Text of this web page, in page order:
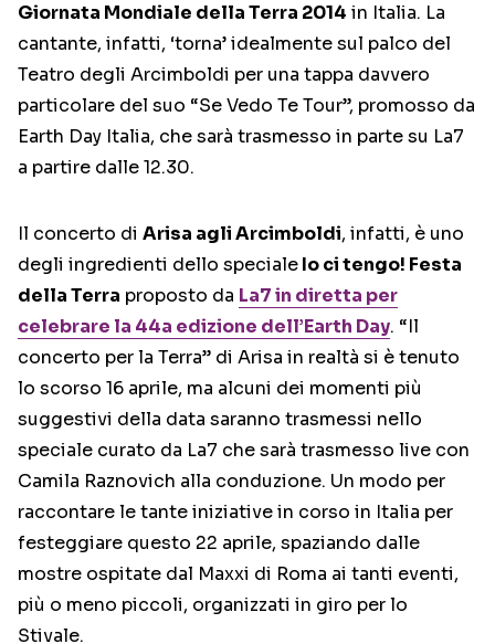
Giornata Mondiale della Terra 2014 in Italia. La
cantante, infatti, ‘torna’ idealmente sul palco del
Teatro degli Arcimboldi per una tappa davvero
particolare del suo “Se Vedo Te Tour”, promosso da
Earth Day Italia, che sarà trasmesso in parte su La7
a partire dalle 12.30.
Il concerto di Arisa agli Arcimboldi, infatti, è uno
degli ingredienti dello specialeIo ci tengo! Festa
della Terra proposto da La7 in diretta per
celebrare la 44a edizione dell’Earth Day. “Il
concerto per la Terra” di Arisa in realtà si è tenuto
lo scorso 16 aprile, ma alcuni dei momenti più
suggestivi della data saranno trasmessi nello
speciale curato da La7 che sarà trasmesso live con
Camila Raznovich alla conduzione. Un modo per
raccontare le tante iniziative in corso in Italia per
festeggiare questo 22 aprile, spaziando dalle
mostre ospitate dal Maxxi di Roma ai tanti eventi,
più o meno piccoli, organizzati in giro per lo
Stivale.